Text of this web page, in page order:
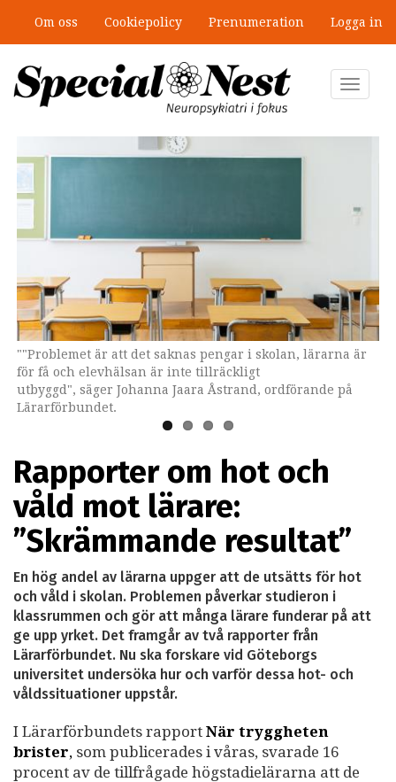
huvudinnehåll
Om oss Cookiepolicy Prenumeration Logga in
Toggle
""Problemet är att det saknas pengar i skolan, lärarna är
för få och elevhälsan är inte tillräckligt
utbyggd", säger Johanna Jaara Åstrand, ordförande på
Lärarförbundet.
Johanna Jaara Åstrand är ordförande på Lärarförbundet.
Sofia Persson är forskare vid Göteborgs universitet.
Ilse Hakvoort är forskare vid Göteborgs universitet.
Rapporter om hot och
våld mot lärare:
”Skrämmande resultat”
En hög andel av lärarna uppger att de utsätts för hot
och våld i skolan. Problemen påverkar studieron i
klassrummen och gör att många lärare funderar på att
ge upp yrket. Det framgår av två rapporter från
Lärarförbundet. Nu ska forskare vid Göteborgs
universitet undersöka hur och varför dessa hot- och
våldssituationer uppstår.
I Lärarförbundets rapport När tryggheten
brister, som publicerades i våras, svarade 16
procent av de tillfrågade högstadielärarna att de
”Jobbet gick bra – just därför togs
stödet bort”